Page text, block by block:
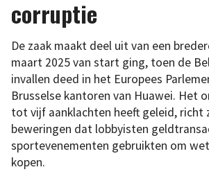
corruptie
De zaak maakt deel uit van een
maart 2025 van start ging, toen de
invallen deed in het Europees
Brusselse kantoren van Huawei. Het
tot vijf aanklachten heeft geleid, richt
beweringen dat lobbyisten
sportevenementen gebruikten om
kopen.